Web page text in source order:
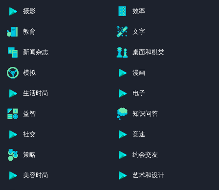
摄影 效率
教育 文字
新闻杂志 桌面和棋类
模拟 漫画
生活时尚 电子
益智 知识问答
社交 竞速
策略 约会交友
美容时尚 艺术和设计